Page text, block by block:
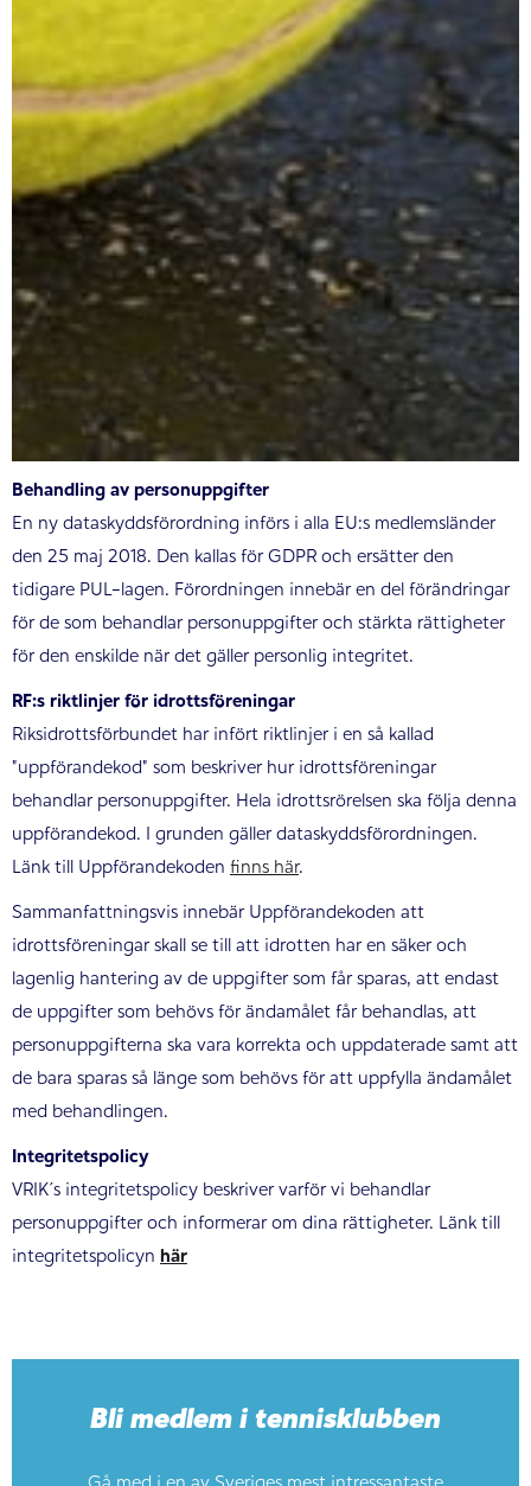
Behandling av personuppgifter
En ny dataskyddsförordning införs i alla EU:s medlemsländer
den 25 maj 2018. Den kallas för GDPR och ersätter den
tidigare PUL-lagen. Förordningen innebär en del förändringar
för de som behandlar personuppgifter och stärkta rättigheter
för den enskilde när det gäller personlig integritet.
RF:s riktlinjer för idrottsföreningar
Riksidrottsförbundet har infört riktlinjer i en så kallad
”uppförandekod” som beskriver hur idrottsföreningar
behandlar personuppgifter. Hela idrottsrörelsen ska följa denna
uppförandekod. I grunden gäller dataskyddsförordningen.
Länk till Uppförandekoden finns här.
Sammanfattningsvis innebär Uppförandekoden att
idrottsföreningar skall se till att idrotten har en säker och
lagenlig hantering av de uppgifter som får sparas, att endast
de uppgifter som behövs för ändamålet får behandlas, att
personuppgifterna ska vara korrekta och uppdaterade samt att
de bara sparas så länge som behövs för att uppfylla ändamålet
med behandlingen.
Integritetspolicy
VRIK´s integritetspolicy beskriver varför vi behandlar
personuppgifter och informerar om dina rättigheter. Länk till
integritetspolicyn här
Bli medlem i tennisklubben
Gå med i en av Sveriges mest intressantaste